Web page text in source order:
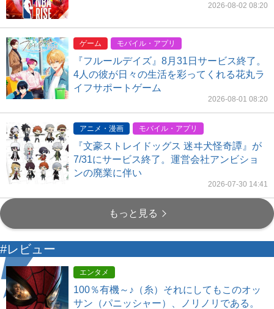
2026-08-02 08:20
ゲーム モバイル・アプリ
『フルールデイズ』8月31日サービス終了。
4人の彼が日々の生活を彩ってくれる花丸ラ
イフサポートゲーム
2026-08-01 08:20
アニメ・漫画 モバイル・アプリ
『文豪ストレイドッグス 迷ヰ犬怪奇譚』が
7/31にサービス終了。運営会社アンビショ
ンの廃業に伴い
2026-07-30 14:41
もっと見る
#レビュー
エンタメ
100％有機～♪（糸）それにしてもこのオッ
サン（パニッシャー）、ノリノリである。